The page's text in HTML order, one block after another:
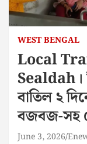
WEST BENGAL
Local
Sealdah।
বাতিল ২
বজবজ-সহ
June 3, 2026